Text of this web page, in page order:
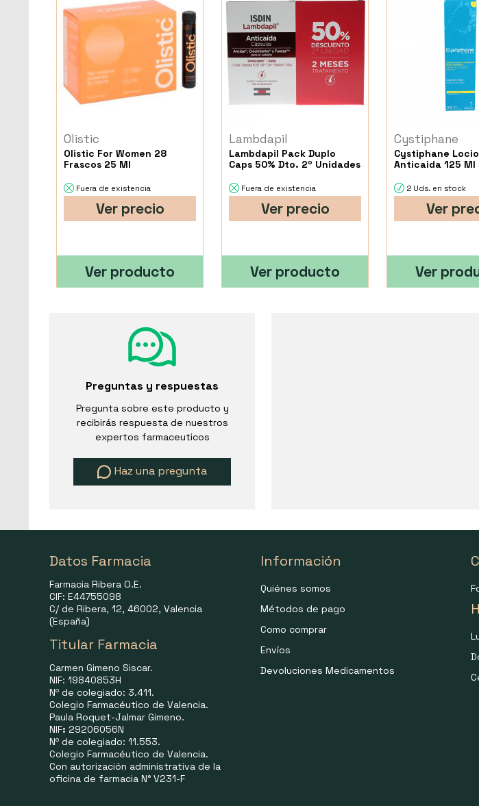
Olistic
Olistic For Women 28
Frascos 25 Ml
Fuera de existencia
Ver precio
Ver producto
Lambdapil
Lambdapil Pack Duplo
Caps 50% Dto. 2º Unidades
Fuera de existencia
Ver precio
Ver producto
Cystiphane
Cystiphane
Anticaida 125 Ml
2 Uds. en stock
Ver
Ver
Preguntas y respuestas
Pregunta sobre este producto y
recibirás respuesta de nuestros
expertos farmaceuticos
Haz una pregunta
Datos Farmacia
Farmacia Ribera O.E.
CIF: E44755098
C/ de Ribera, 12, 46002, Valencia
(España)
Titular Farmacia
Carmen Gimeno Siscar.
NIF: 19840853H
Nº de colegiado: 3.411.
Colegio Farmacéutico de Valencia.
Paula Roquet-Jalmar Gimeno.
NIF: 29206056N
Nº de colegiado: 11.553.
Colegio Farmacéutico de Valencia.
Con autorización administrativa de la
oficina de farmacia N° V231-F
Información
Quiénes somos
Métodos de pago
Como comprar
Envíos
Devoluciones Medicamentos